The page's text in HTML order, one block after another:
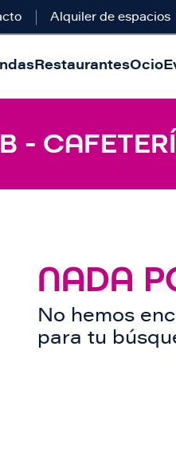
Alquiler de espacios
RestaurantesOcio
-
NADA
No hemos
para tu